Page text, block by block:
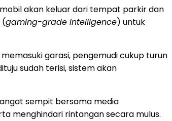
akan keluar dari tempat parkir dan
(gaming-grade intelligence) untuk
garasi, pengemudi cukup turun
sudah terisi, sistem akan
sempit bersama media
menghindari rintangan secara mulus.